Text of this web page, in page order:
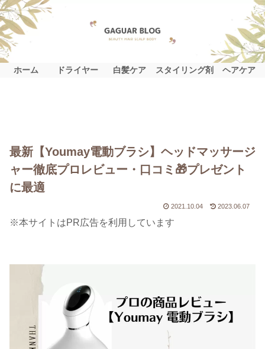
ホーム ドライヤー 白髪ケア スタイリング剤 ヘアケア
最新【Youmay電動ブラシ】ヘッドマッサージ
ャー徹底プロレビュー・口コミ🎁プレゼント
に最適
2021.10.04 2023.06.07
※本サイトはPR広告を利用しています